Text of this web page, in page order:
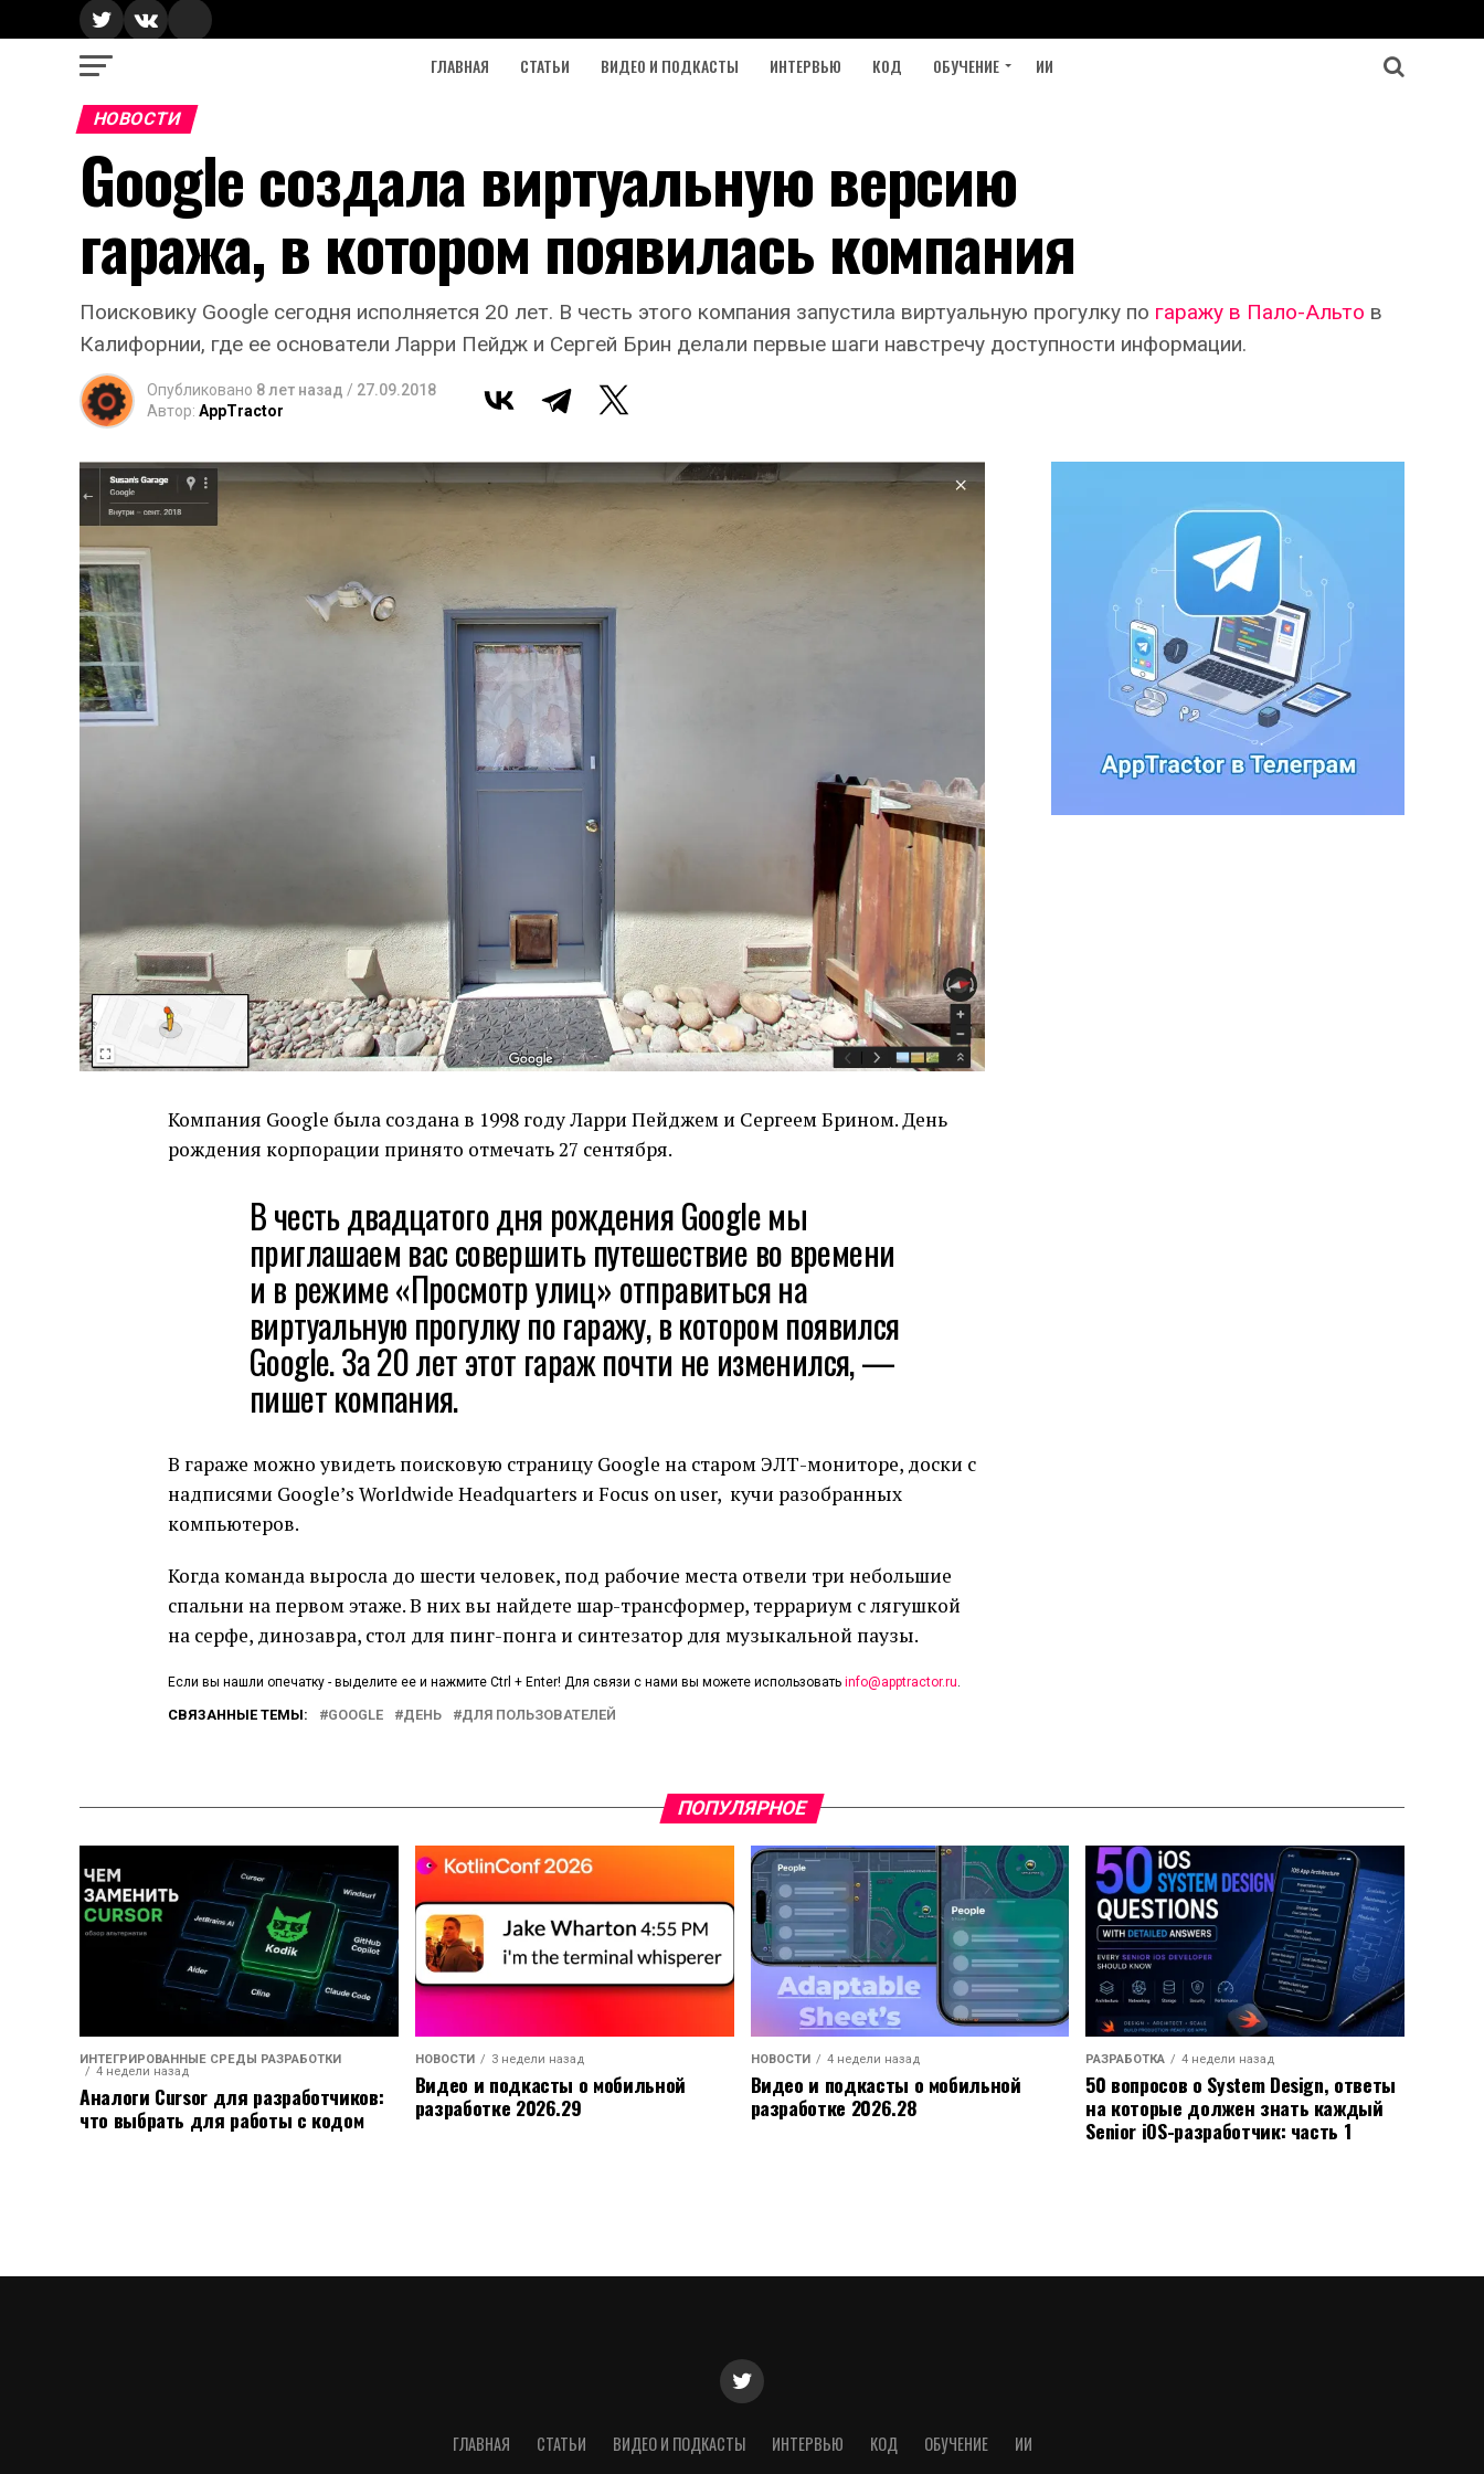
ГЛАВНАЯ СТАТЬИ ВИДЕО И ПОДКАСТЫ ИНТЕРВЬЮ КОД ОБУЧЕНИЕ ИИ
НОВОСТИ
Google создала виртуальную версию
гаража, в котором появилась компания
Поисковику Google сегодня исполняется 20 лет. В честь этого компания запустила виртуальную прогулку по гаражу в Пало-Альто в
Калифорнии, где ее основатели Ларри Пейдж и Сергей Брин делали первые шаги навстречу доступности информации.
Опубликовано 8 лет назад / 27.09.2018
Автор: AppTractor
Компания Google была создана в 1998 году Ларри Пейджем и Сергеем Брином. День
рождения корпорации принято отмечать 27 сентября.
В честь двадцатого дня рождения Google мы
приглашаем вас совершить путешествие во времени
и в режиме «Просмотр улиц» отправиться на
виртуальную прогулку по гаражу, в котором появился
Google. За 20 лет этот гараж почти не изменился, —
пишет компания.
В гараже можно увидеть поисковую страницу Google на старом ЭЛТ-мониторе, доски с
надписями Googleʼs Worldwide Headquarters и Focus on user, кучи разобранных
компьютеров.
Когда команда выросла до шести человек, под рабочие места отвели три небольшие
спальни на первом этаже. В них вы найдете шар-трансформер, террариум с лягушкой
на серфе, динозавра, стол для пинг-понга и синтезатор для музыкальной паузы.
Если вы нашли опечатку - выделите ее и нажмите Ctrl + Enter! Для связи с нами вы можете использовать info@apptractor.ru
СВЯЗАННЫЕ ТЕМЫ: GOOGLE ДЕНЬ ДЛЯ ПОЛЬЗОВАТЕЛЕЙ
ПОПУЛЯРНОЕ
ИНТЕГРИРОВАННЫЕ СРЕДЫ РАЗРАБОТКИ
4 недели назад
Аналоги Cursor для разработчиков:
что выбрать для работы с кодом
НОВОСТИ 3 недели назад
Видео и подкасты о мобильной
разработке 2026.29
НОВОСТИ 4 недели назад
Видео и подкасты о мобильной
разработке 2026.28
РАЗРАБОТКА 4 недели назад
50 вопросов о System Design, ответы
на которые должен знать каждый
Senior iOS-разработчик: часть 1
ГЛАВНАЯ СТАТЬИ ВИДЕО И ПОДКАСТЫ ИНТЕРВЬЮ КОД ОБУЧЕНИЕ ИИ